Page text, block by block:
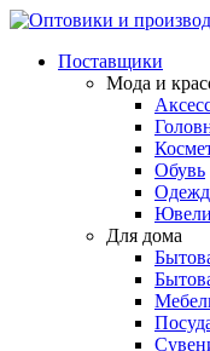
Поставщики
Мода и
Обувь
Для дома